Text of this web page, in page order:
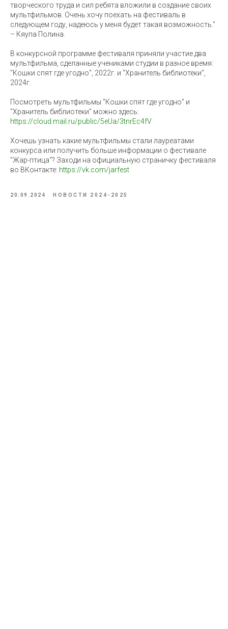
творческого труда и сил ребята вложили в создание своих
мультфильмов. Очень хочу поехать на фестиваль в
следующем году, надеюсь у меня будет такая возможность."
– Кяупа Полина.
В конкурсной программе фестиваля приняли участие два
мультфильма, сделанные учениками студии в разное время:
"Кошки спят где угодно", 2022г. и "Хранитель библиотеки",
2024г.
Посмотреть мультфильмы "Кошки спят где угодно" и
"Хранитель библиотеки" можно здесь:
https://cloud.mail.ru/public/5eUa/3tnrEc4fV
Хочешь узнать какие мультфильмы стали лауреатами
конкурса или получить больше информации о фестивале
"Жар-птица"? Заходи на официальную страничку фестиваля
во ВКонтакте: https://vk.com/jarfest
20.09.2024 НОВОСТИ 2024-2025